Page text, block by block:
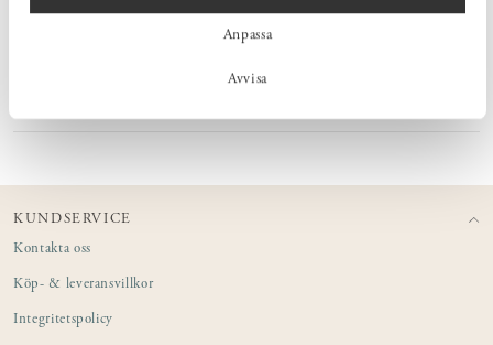
Anpassa
Avvisa
KUNDSERVICE
Kontakta oss
Köp- & leveransvillkor
Integritetspolicy